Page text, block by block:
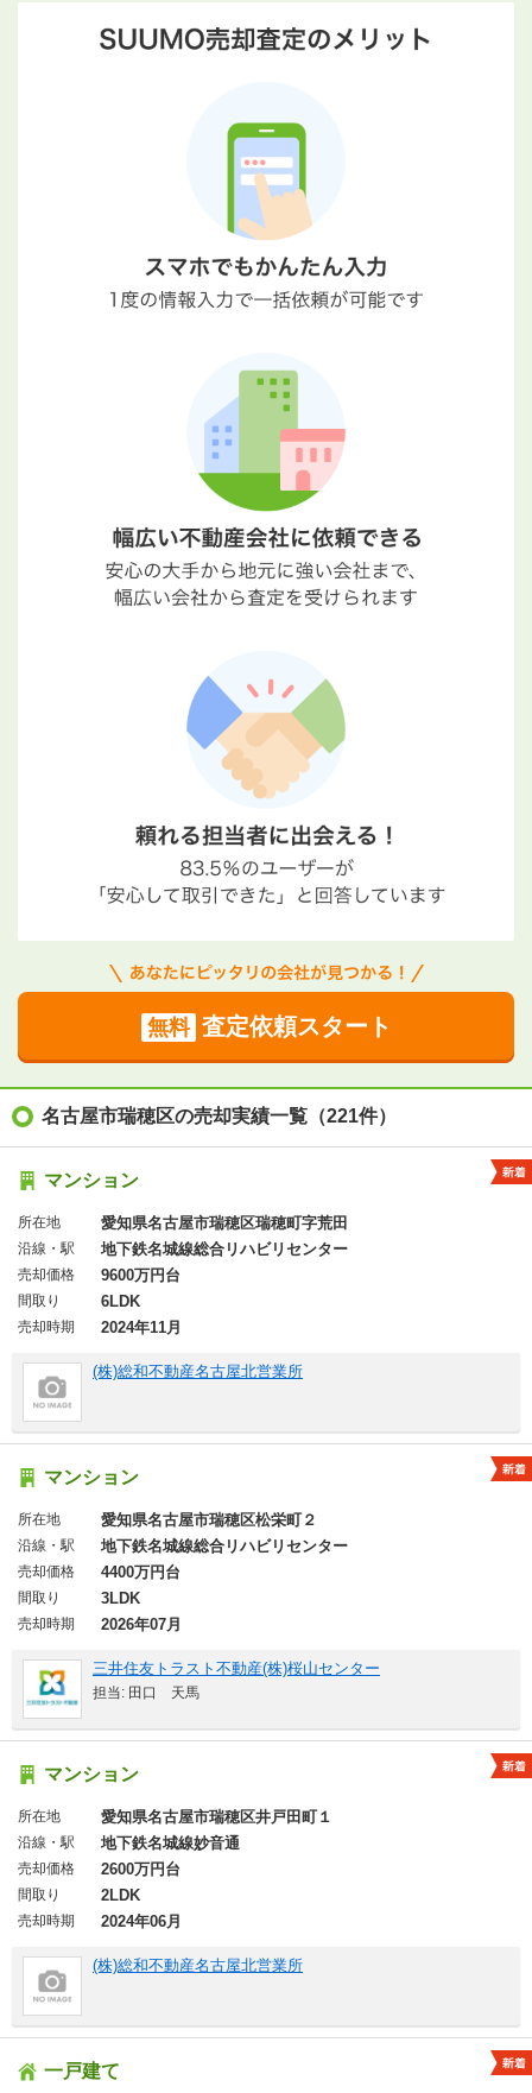
無料 査定依頼スタート
名古屋市瑞穂区の売却実績一覧（221件）
マンション
所在地 愛知県名古屋市瑞穂区瑞穂町字荒田
沿線・駅 地下鉄名城線総合リハビリセンター
売却価格 9600万円台
間取り 6LDK
売却時期 2024年11月
(株)総和不動産名古屋北営業所
マンション
所在地 愛知県名古屋市瑞穂区松栄町２
沿線・駅 地下鉄名城線総合リハビリセンター
売却価格 4400万円台
間取り 3LDK
売却時期 2026年07月
三井住友トラスト不動産(株)桜山センター
担当: 田口 天馬
マンション
所在地 愛知県名古屋市瑞穂区井戸田町１
沿線・駅 地下鉄名城線妙音通
売却価格 2600万円台
間取り 2LDK
売却時期 2024年06月
(株)総和不動産名古屋北営業所
一戸建て